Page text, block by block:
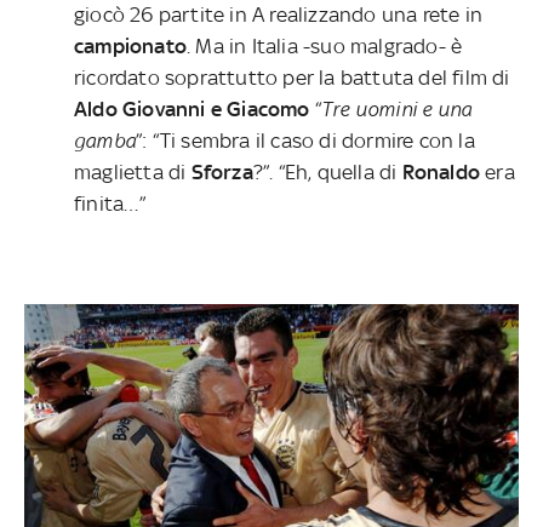
giocò 26 partite in A realizzando una rete in
campionato . Ma in Italia -suo malgrado- è
ricordato soprattutto per la battuta del film di
Aldo Giovanni e Giacomo “Tre uomini e una
gamba”: “Ti sembra il caso di dormire con la
maglietta di Sforza?”. “Eh, quella di Ronaldoera
finita…”